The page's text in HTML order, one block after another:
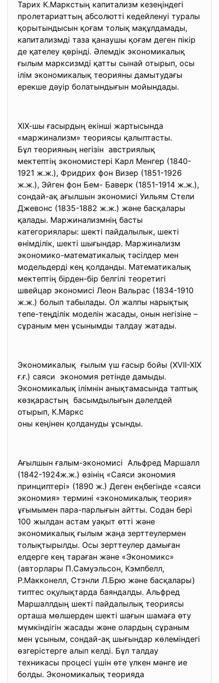
Тарих К.Маркстың капитализм кезеңіндегі
пролетариаттың абсолютті кедейленуі туралы
қорытындысын қоғам толық мақұлдамады,
капитализмді таза қанаушы қоғам деген пікір
де қателеу қөрінді. Әлемдік экономикалық
ғылым марксизмді қатты сынай отырып, осы
ілім экономикалық теорияны дамытудағы
ерекше дәуір болатындығын мойындады.
ХІХ-шы ғасырдың екінші жартысында
«маржинализм» теориясы қалыптасты.
Бұл теорияның негізін австриялық
мектептің экономистері Карл Менгер (1840-
1921 ж.ж.), Фридрих фон Визер (1851-1926
ж.ж.), Эйген фон Бем- Баверк (1851-1914 ж.ж.),
сондай-ақ ағылшын экономисі Уильям Стели
Джевонс (1835-1882 ж.ж.) және басқалары
қалады. Маржинализмнің басты
категориялары: шекті пайдалылык, шекті
өнімділік, шекті шығындар. Маржинализм
экономико-математикалық тәсілдер мен
модельдерді кең қолданды. Математикалық
мектептің бірден-бір белгілі теоретигі
швейцар экономисі Леон Вальрас (1834-1910
ж.ж.) болып табылады. Ол жалпы нарықтық
тепе-теңділік моделін жасады, онын негізіне –
сұраным мен ұсынымды талдау жатады.
Экономикалық ғылым үш ғасыр бойы (XVII-XIX
ғ.ғ.) саяси экономия ретінде дамыды.
Экономикалық ілімнін анықтамасында таптық
көзқарастың басымдылығын дәлелдей
отырып, К.Маркс
оны кеңінен қолдануды ұсынды.
Ағылшын ғалым-экономисі Альфред Маршалл
(1842-1924ж.ж.) өзінің «Саяси экономия
принциптері» (1890 ж.) Деген еңбегінде «саяси
экономия» термині «экономикалық теория»
ұғымымен пара-парлығын айтты. Содан бері
100 жылдан астам уақыт өтті және
экономикалық ғылым жаңа зерттеулермен
толықтырылды. Осы зерттеулер дамыған
елдерге кең тараған және «Экономикс»
(авторлары П.Самуэльсон, Кэмпбелл,
Р.Макконелл, Стэнли Л.Брю және басқалары)
типтес оқулықтарда баяндалды. Альфред
Маршаллдың шекті пайдалылық теориясы
орташа мөлшерден шекті шағын шамаға өту
мүмкіндігін жасады және олардың сұраным
мен ұсыным, сондай-ақ шығындар көлеміндегі
өзгерістерге алып келді. Бұл талдау
техникасы процесі үшін өте үлкен мәнге ие
болды. Экономикалық теорияда